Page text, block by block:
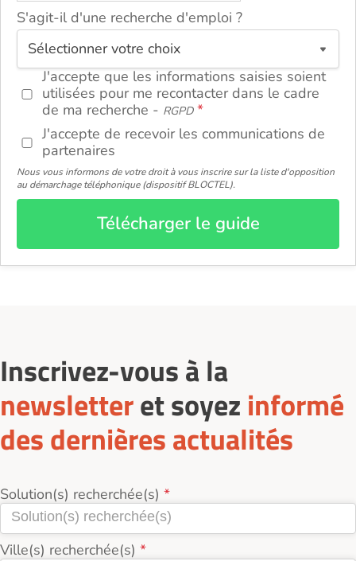
S'agit-il d'une recherche d'emploi ?
J'accepte que les informations saisies soient
utilisées pour me recontacter dans le cadre
de ma recherche - RGPD
J'accepte de recevoir les communications de
partenaires
Nous vous informons de votre droit à vous inscrire sur la liste d'opposition
au démarchage téléphonique (dispositif BLOCTEL).
Télécharger le guide
ou
Inscrivez-vous à la
newsletteret soyez informé
des dernières actualités
Solution(s) recherchée(s)
Ville(s) recherchée(s)